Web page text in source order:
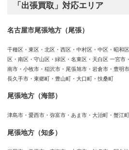
「出張買取」対応エリア
名古屋市尾張地方（尾張）
千種区・東区・北区・西区・中村区・中区・昭和
区・南区・守山区・緑区・名東区・天白区 一宮市
南市・小牧市・稲沢市・尾張旭市・岩倉市・豊明
長久手市・東郷町・豊山町・大口町・扶桑町
尾張地方（海部）
津島市・愛西市・弥富市・あま市・大治町・蟹江
尾張地方（知多）